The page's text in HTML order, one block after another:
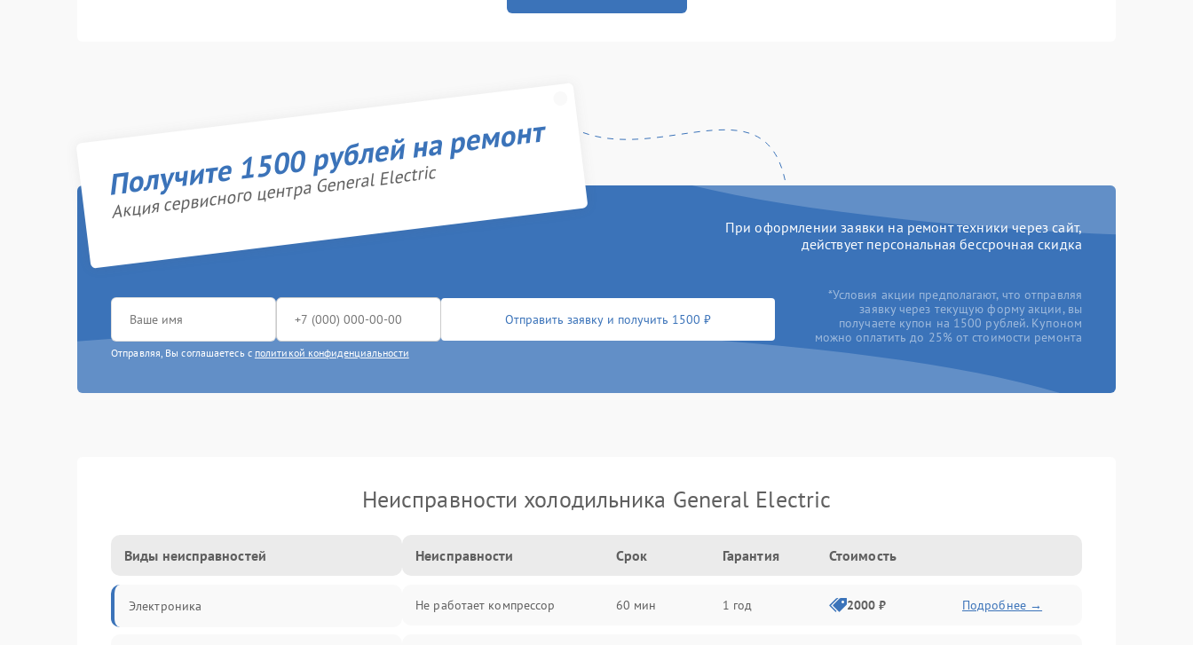
Получите 1500 рублей на ремонт
Акция сервисного центра General Electric
При оформлении заявки на ремонт техники через сайт,
действует персональная бессрочная скидка
Отправить заявку и получить 1500 ₽
Отправляя, Вы соглашаетесь с политикой конфиденциальности
*Условия акции предполагают, что отправляя
заявку через текущую форму акции, вы
получаете купон на 1500 рублей. Купоном
можно оплатить до 25% от стоимости ремонта
Неисправности холодильника General Electric
Виды неисправностей
Электроника
Неисправности Срок Гарантия Стоимость
Не работает компрессор 60 мин 1 год 2000 ₽ Подробнее →